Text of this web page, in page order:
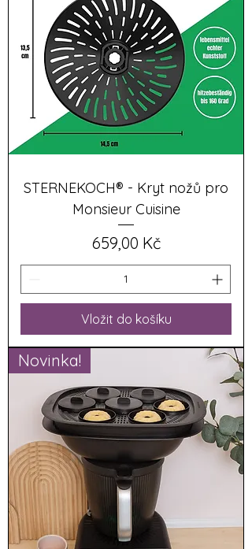
STERNEKOCH® - Kryt nožů pro
Monsieur Cuisine
Cena
659,00 Kč
Vložit do košíku
Novinka!